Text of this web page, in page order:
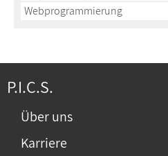
Webprogrammierung
P.I.C.S.
Über uns
Karriere